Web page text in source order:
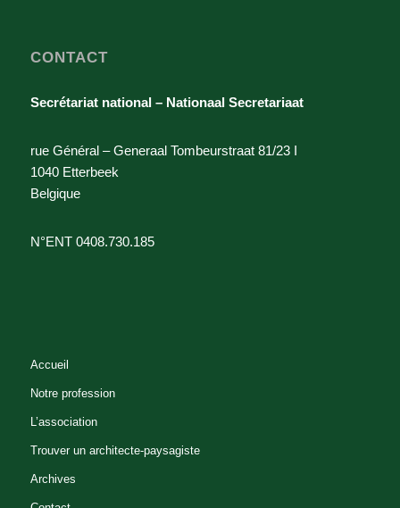
CONTACT
Secrétariat national – Nationaal Secretariaat
rue Général – Generaal Tombeurstraat 81/23 I
1040 Etterbeek
Belgique
N°ENT 0408.730.185
Accueil
Notre profession
L’association
Trouver un architecte-paysagiste
Archives